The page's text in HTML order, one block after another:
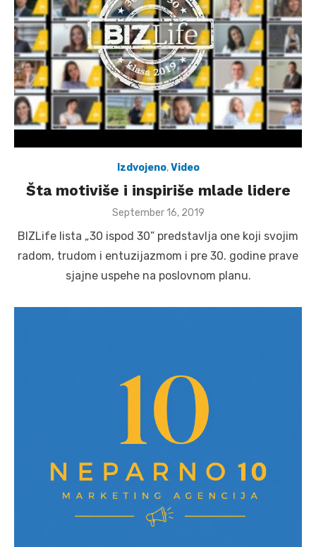
Izdvojeno,Video
Šta motiviše i inspiriše mlade lidere
Posted
September 16, 2019
BIZLife lista „30 ispod 30” predstavlja one koji svojim
radom, trudom i entuzijazmom i pre 30. godine prave
sjajne uspehe na poslovnom planu.